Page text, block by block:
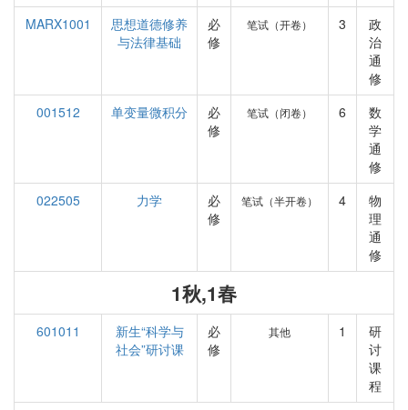
MARX1001
思想道德修养
与法律基础
必
修
笔试（开卷） 3
政
治
通
修
001512
单变量微积分
必
修
笔试（闭卷） 6
数
学
通
修
022505
力学
必
修
笔试（半开卷） 4
物
理
通
修
1秋,1春
601011
新生“科学与
社会”研讨课
必
修
其他 1
研
讨
课
程